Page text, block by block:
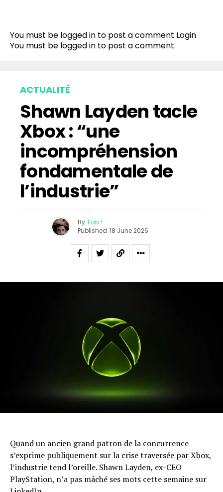
You must be logged in to post a comment Login
You must be logged in to post a comment.
ACTUALITÉ
Shawn Layden tacle
Xbox : “une
incompréhension
fondamentale de
l’industrie”
By Fab !
Published 18 June 2026
Quand un ancien grand patron de la concurrence
s’exprime publiquement sur la crise traversée par Xbox,
l’industrie tend l’oreille. Shawn Layden, ex-CEO
PlayStation, n’a pas mâché ses mots cette semaine sur